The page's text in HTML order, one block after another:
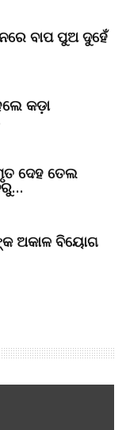
ବାପ ପୁଅ ଦୁହେଁ
କଡ଼ା
ଦେହ ତେଲ
ଅକାଳ ବିୟୋଗ